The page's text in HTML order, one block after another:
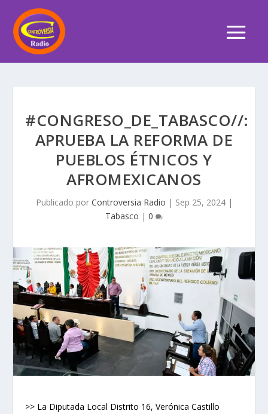
#CONGRESO_DE_TABASCO//:
APRUEBA LA REFORMA DE
PUEBLOS ÉTNICOS Y
AFROMEXICANOS
Publicado por Controversia Radio | Sep 25, 2024|
Tabasco | 0
>> La Diputada Local Distrito 16, Verónica Castillo